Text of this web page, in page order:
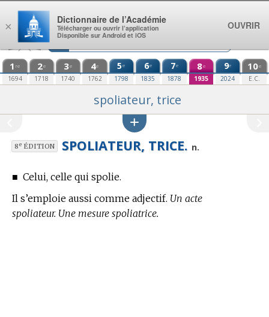
Aller au contenu
1 re
1694
2e
1718
3e
1740
4e
1762
5e
1798
6e
1835
7e
1878
8e
1935
9e
2024
10e
E.C.
spoliateur, trice
8eÉDITION SPOLIATEUR, TRICE. n.
■ Celui, celle qui spolie.
Il s’emploie aussi comme adjectif. Un acte
spoliateur. Une mesure spoliatrice.
×
Dictionnaire de l’Académie
Télécharger ou ouvrir l’application
Disponible sur Android et iOS
OUVRIR